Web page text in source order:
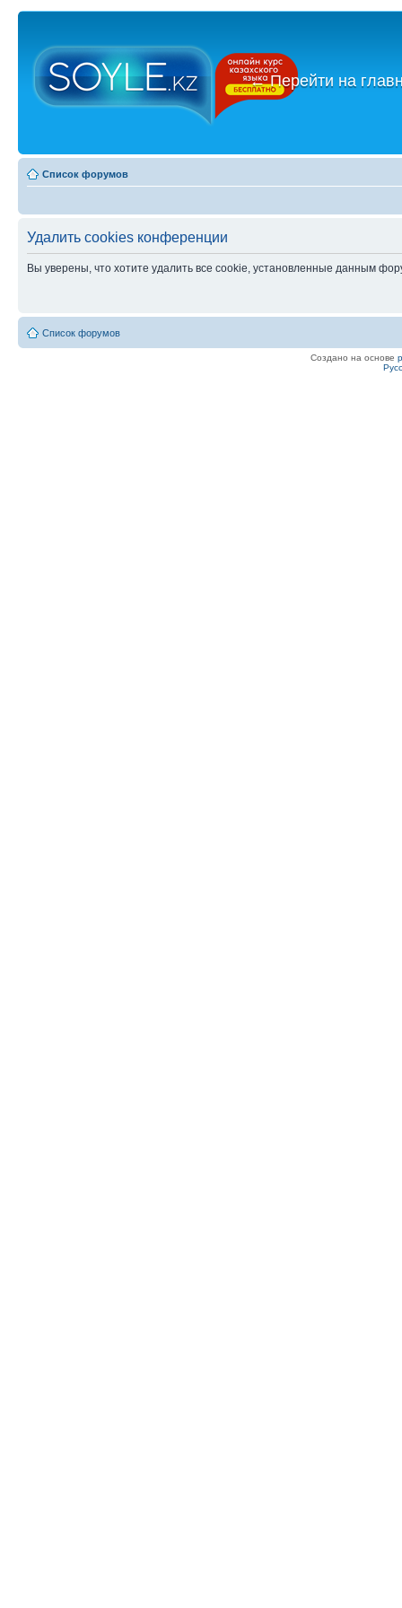
←Перейти на
Список форумов
Удалить cookies конференции
Вы уверены, что хотите удалить все cookie, установленные данным
Список форумов
Создано на основе